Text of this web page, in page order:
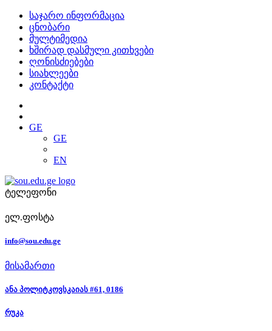
საჯარო ინფორმაცია
ცნობარი
მულტიმედია
ხშირად დასმული კითხვები
ღონისძიებები
სიახლეები
კონტაქტი
GE
GE
EN
ტელეფონი
ელ.ფოსტა
info@sou.edu.ge
მისამართი
ანა პოლიტკოვსკაიას #61, 0186
რუკა